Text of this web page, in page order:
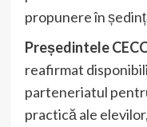
propunere în
Președintele
reafirmat
parteneriatul
practică ale